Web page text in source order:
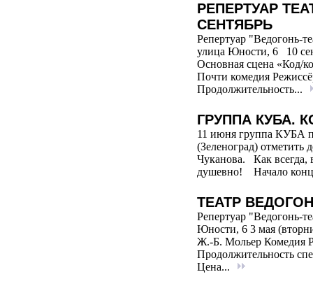
РЕПЕРТУАР
СЕНТЯБРЬ
Репертуар "Ведогонь-
улица Юности, 6 10
Основная сцена «Код/
Почти комедия
Продолжительность...
ГРУППА КУБА.
11 июня группа КУБА
(Зеленоград) отметить
Чуканова. Как всегда,
душевно! Начало
ТЕАТР
Репертуар "Ведогонь-
Юности, 6 3 мая
Ж.-Б. Мольер Комедия
Продолжительность
Цена...